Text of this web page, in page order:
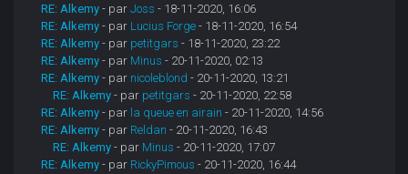
RE: Alkemy - parJoss - 18-11-2020, 16:06
RE: Alkemy - par Lucius Forge - 18-11-2020, 16:54
RE: Alkemy - par petitgars - 18-11-2020, 23:22
RE: Alkemy - par Minus - 20-11-2020, 02:13
RE: Alkemy - par nicoleblond - 20-11-2020, 13:21
RE: Alkemy - par petitgars - 20-11-2020, 22:58
RE: Alkemy - par la queue en airain - 20-11-2020, 14:56
RE: Alkemy - par Reldan - 20-11-2020, 16:43
RE: Alkemy - par Minus - 20-11-2020, 17:07
RE: Alkemy - par RickyPimous - 20-11-2020, 16:44